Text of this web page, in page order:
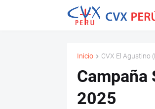
Inicio CVX El Agustino
Campaña
2025